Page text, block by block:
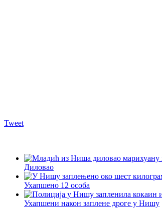
Tweet
Диловао
Ухапшено 12 особа
Ухапшени након заплене дроге у Нишу